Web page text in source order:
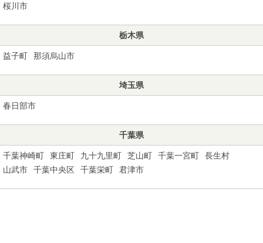
桜川市
栃木県
益子町 那須烏山市
埼玉県
春日部市
千葉県
千葉神崎町 東庄町 九十九里町 芝山町 千葉一宮町
長生村
山武市
千葉中央区 千葉栄町 君津市